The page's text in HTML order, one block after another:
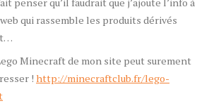
penser qu’il faudrait que j’ajoute l’info à
qui rassemble les produits dérivés
Minecraft de mon site peut surement
! http://minecraftclub.fr/lego-